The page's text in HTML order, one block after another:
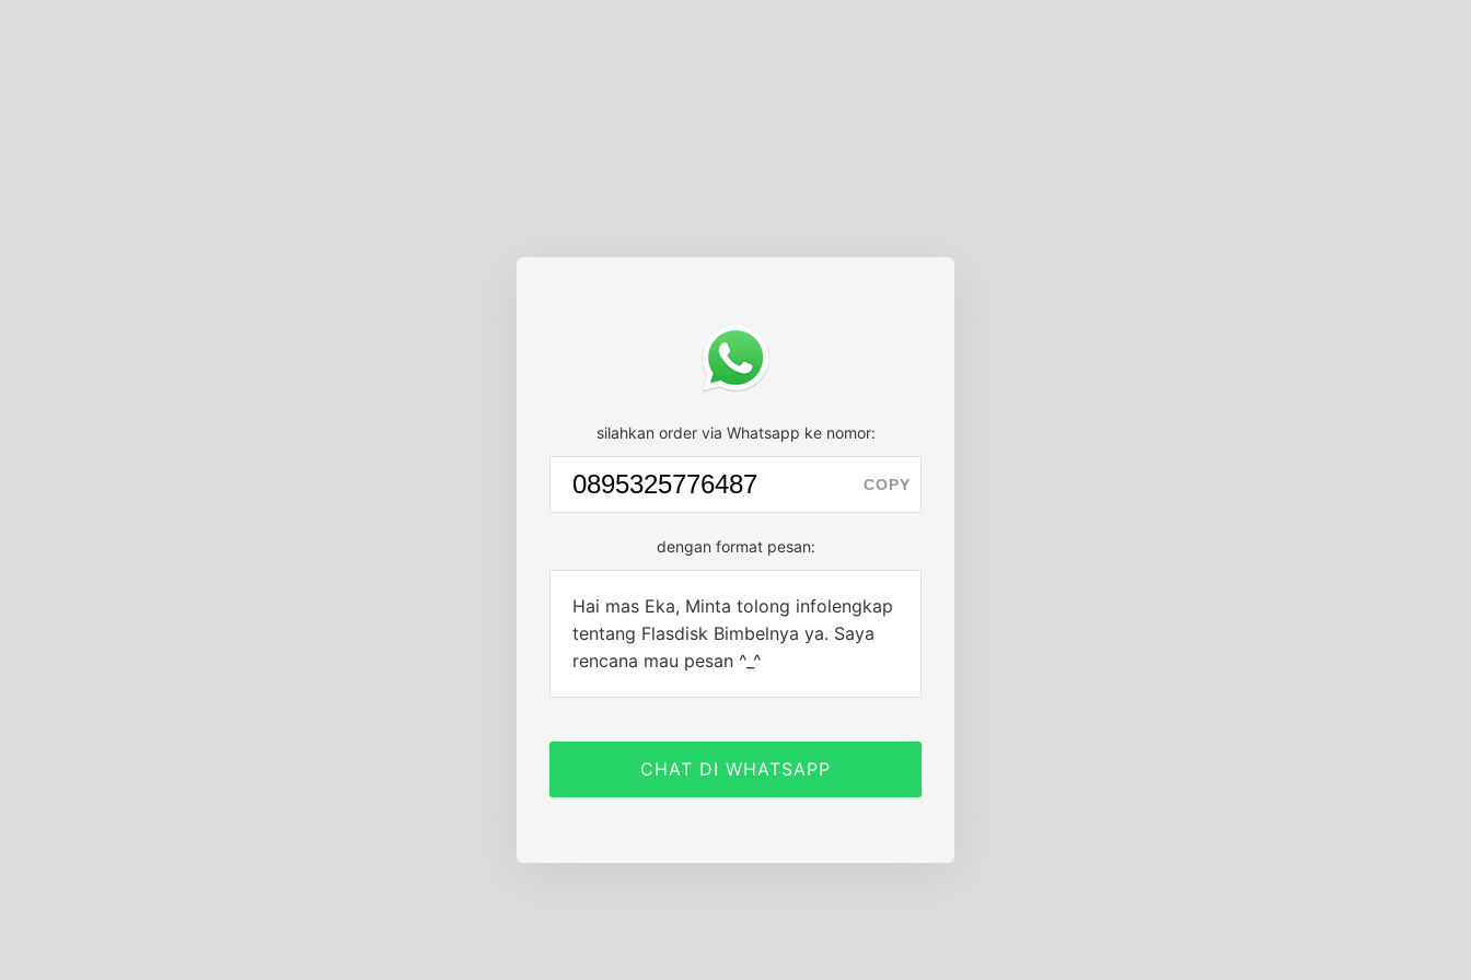
silahkan order via Whatsapp ke nomor:
COPY
dengan format pesan:
Hai mas Eka, Minta tolong infolengkap
tentang Flasdisk Bimbelnya ya. Saya
rencana mau pesan ^_^
CHAT DI WHATSAPP